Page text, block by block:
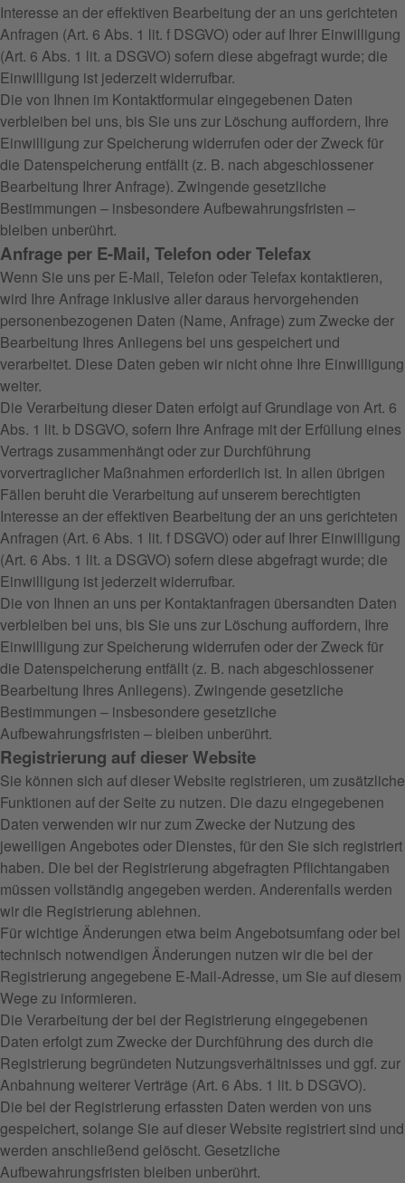
Interesse an der effektiven Bearbeitung der an uns gerichteten
Anfragen (Art. 6 Abs. 1 lit. f DSGVO) oder auf Ihrer Einwilligung
(Art. 6 Abs. 1 lit. a DSGVO) sofern diese abgefragt wurde; die
Einwilligung ist jederzeit widerrufbar.
Die von Ihnen im Kontaktformular eingegebenen Daten
verbleiben bei uns, bis Sie uns zur Löschung auffordern, Ihre
Einwilligung zur Speicherung widerrufen oder der Zweck für
die Datenspeicherung entfällt (z. B. nach abgeschlossener
Bearbeitung Ihrer Anfrage). Zwingende gesetzliche
Bestimmungen – insbesondere Aufbewahrungsfristen –
bleiben unberührt.
Anfrage per E-Mail, Telefon oder Telefax
Wenn Sie uns per E-Mail, Telefon oder Telefax kontaktieren,
wird Ihre Anfrage inklusive aller daraus hervorgehenden
personenbezogenen Daten (Name, Anfrage) zum Zwecke der
Bearbeitung Ihres Anliegens bei uns gespeichert und
verarbeitet. Diese Daten geben wir nicht ohne Ihre Einwilligung
weiter.
Die Verarbeitung dieser Daten erfolgt auf Grundlage von Art. 6
Abs. 1 lit. b DSGVO, sofern Ihre Anfrage mit der Erfüllung eines
Vertrags zusammenhängt oder zur Durchführung
vorvertraglicher Maßnahmen erforderlich ist. In allen übrigen
Fällen beruht die Verarbeitung auf unserem berechtigten
Interesse an der effektiven Bearbeitung der an uns gerichteten
Anfragen (Art. 6 Abs. 1 lit. f DSGVO) oder auf Ihrer Einwilligung
(Art. 6 Abs. 1 lit. a DSGVO) sofern diese abgefragt wurde; die
Einwilligung ist jederzeit widerrufbar.
Die von Ihnen an uns per Kontaktanfragen übersandten Daten
verbleiben bei uns, bis Sie uns zur Löschung auffordern, Ihre
Einwilligung zur Speicherung widerrufen oder der Zweck für
die Datenspeicherung entfällt (z. B. nach abgeschlossener
Bearbeitung Ihres Anliegens). Zwingende gesetzliche
Bestimmungen – insbesondere gesetzliche
Aufbewahrungsfristen – bleiben unberührt.
Registrierung auf dieser Website
Sie können sich auf dieser Website registrieren, um zusätzliche
Funktionen auf der Seite zu nutzen. Die dazu eingegebenen
Daten verwenden wir nur zum Zwecke der Nutzung des
jeweiligen Angebotes oder Dienstes, für den Sie sich registriert
haben. Die bei der Registrierung abgefragten Pflichtangaben
müssen vollständig angegeben werden. Anderenfalls werden
wir die Registrierung ablehnen.
Für wichtige Änderungen etwa beim Angebotsumfang oder bei
technisch notwendigen Änderungen nutzen wir die bei der
Registrierung angegebene E-Mail-Adresse, um Sie auf diesem
Wege zu informieren.
Die Verarbeitung der bei der Registrierung eingegebenen
Daten erfolgt zum Zwecke der Durchführung des durch die
Registrierung begründeten Nutzungsverhältnisses und ggf. zur
Anbahnung weiterer Verträge (Art. 6 Abs. 1 lit. b DSGVO).
Die bei der Registrierung erfassten Daten werden von uns
gespeichert, solange Sie auf dieser Website registriert sind und
werden anschließend gelöscht. Gesetzliche
Aufbewahrungsfristen bleiben unberührt.